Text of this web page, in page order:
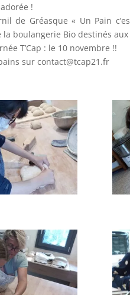
!
de Gréasque « Un Pain
la boulangerie Bio destinés aux
T’Cap : le 10 novembre !!
sur contact@tcap21.fr